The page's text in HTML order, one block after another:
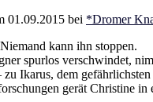
01.09.2015 bei *Dromer
kann ihn stoppen.
spurlos verschwindet,
Ikarus, dem
gerät Christine